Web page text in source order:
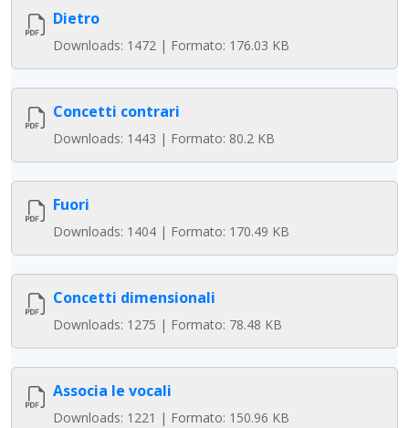
Dietro
Downloads: 1472 | Formato: 176.03 KB
Concetti contrari
Downloads: 1443 | Formato: 80.2 KB
Fuori
Downloads: 1404 | Formato: 170.49 KB
Concetti dimensionali
Downloads: 1275 | Formato: 78.48 KB
Associa le vocali
Downloads: 1221 | Formato: 150.96 KB